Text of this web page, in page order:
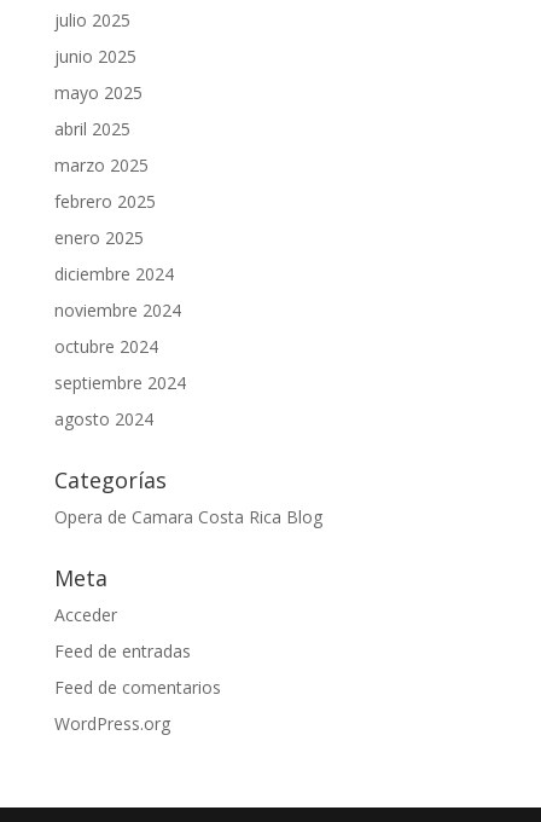
julio 2025
junio 2025
mayo 2025
abril 2025
marzo 2025
febrero 2025
enero 2025
diciembre 2024
noviembre 2024
octubre 2024
septiembre 2024
agosto 2024
Categorías
Opera de Camara Costa Rica Blog
Meta
Acceder
Feed de entradas
Feed de comentarios
WordPress.org